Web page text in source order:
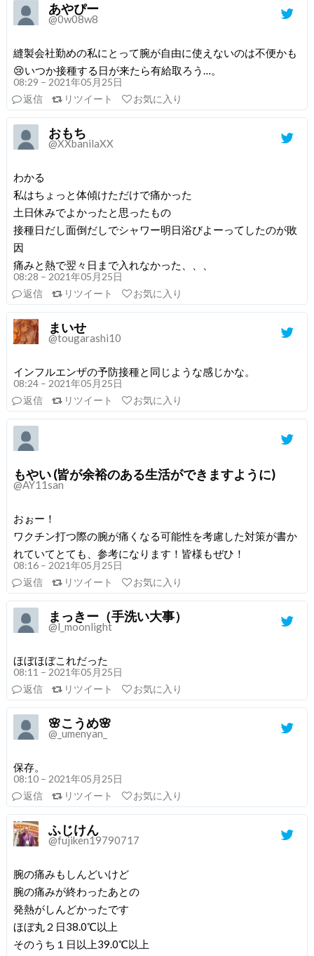
あやぴー
@0w08w8
縫製会社勤めの私にとって腕が自由に使えないのは不便かも
😢いつか接種する日が来たら有給取ろう…。
08:29 – 2021年05月25日
返信
リツイート お気に入り
おもち
@XXbanilaXX
わかる
私はちょっと体傾けただけで痛かった
土日休みでよかったと思ったもの
接種日だし面倒だしでシャワー明日浴びよーってしたのが敗
因
痛みと熱で翌々日まで入れなかった、、、
08:28 – 2021年05月25日
返信
リツイート お気に入り
まいせ
@tougarashi10
インフルエンザの予防接種と同じような感じかな。
08:24 – 2021年05月25日
返信
リツイート お気に入り
もやい (皆が余裕のある生活ができますように)
@AY11san
おぉー！
ワクチン打つ際の腕が痛くなる可能性を考慮した対策が書か
れていてとても、参考になります！皆様もぜひ！
08:16 – 2021年05月25日
返信
リツイート お気に入り
まっきー（手洗い大事）
@l_moonlight
ほぼほぼこれだった
08:11 – 2021年05月25日
返信
リツイート お気に入り
🌸こうめ🌸
@_umenyan_
保存。
08:10 – 2021年05月25日
返信
リツイート お気に入り
ふじけん
@fujiken19790717
腕の痛みもしんどいけど
腕の痛みが終わったあとの
発熱がしんどかったです
ほぼ丸２日38.0℃以上
そのうち１日以上39.0℃以上